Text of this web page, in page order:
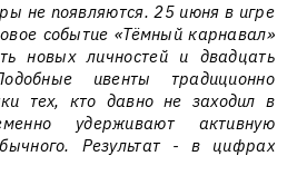
не появляются. 25 июня в игре
событие «Тёмный карнавал»
новых личностей и двадцать
ивенты традиционно
тех, кто давно не заходил в
удерживают активную
Результат - в цифрах